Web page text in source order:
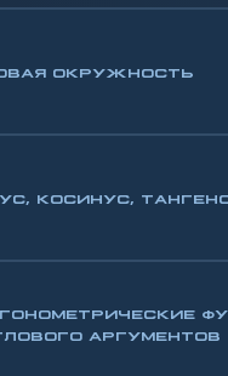
ОКРУЖНОСТЬ
КОСИНУС,
АРГУМЕНТОВ